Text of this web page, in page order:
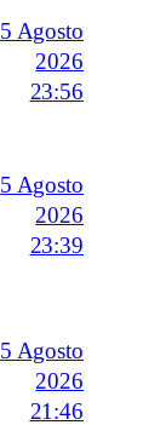
5 Agosto
2026
23:56
5 Agosto
2026
23:39
5 Agosto
2026
21:46